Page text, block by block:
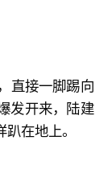
直接一脚踢向
发开来，陆建
在地上。